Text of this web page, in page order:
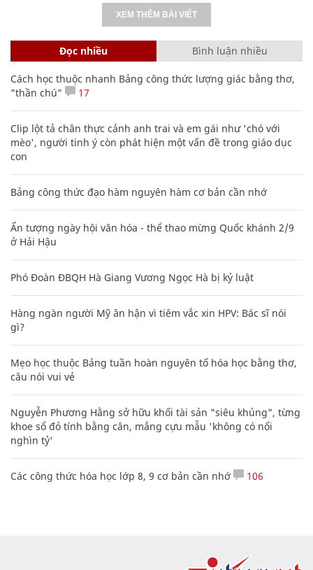
XEM THÊM BÀI VIẾT
Đọc nhiều Bình luận nhiều
Cách học thuộc nhanh Bảng công thức lượng giác bằng thơ,
"thần chú"
17
Clip lột tả chân thực cảnh anh trai và em gái như 'chó với
mèo', người tinh ý còn phát hiện một vấn đề trong giáo dục
con
Bảng công thức đạo hàm nguyên hàm cơ bản cần nhớ
Ấn tượng ngày hội văn hóa - thể thao mừng Quốc khánh 2/9
ở Hải Hậu
Phó Đoàn ĐBQH Hà Giang Vương Ngọc Hà bị kỷ luật
Hàng ngàn người Mỹ ân hận vì tiêm vắc xin HPV: Bác sĩ nói
gì?
Mẹo học thuộc Bảng tuần hoàn nguyên tố hóa học bằng thơ,
câu nói vui vẻ
Nguyễn Phương Hằng sở hữu khối tài sản "siêu khủng", từng
khoe sổ đỏ tính bằng cân, mắng cựu mẫu 'không có nổi
nghìn tỷ'
Các công thức hóa học lớp 8, 9 cơ bản cần nhớ 106